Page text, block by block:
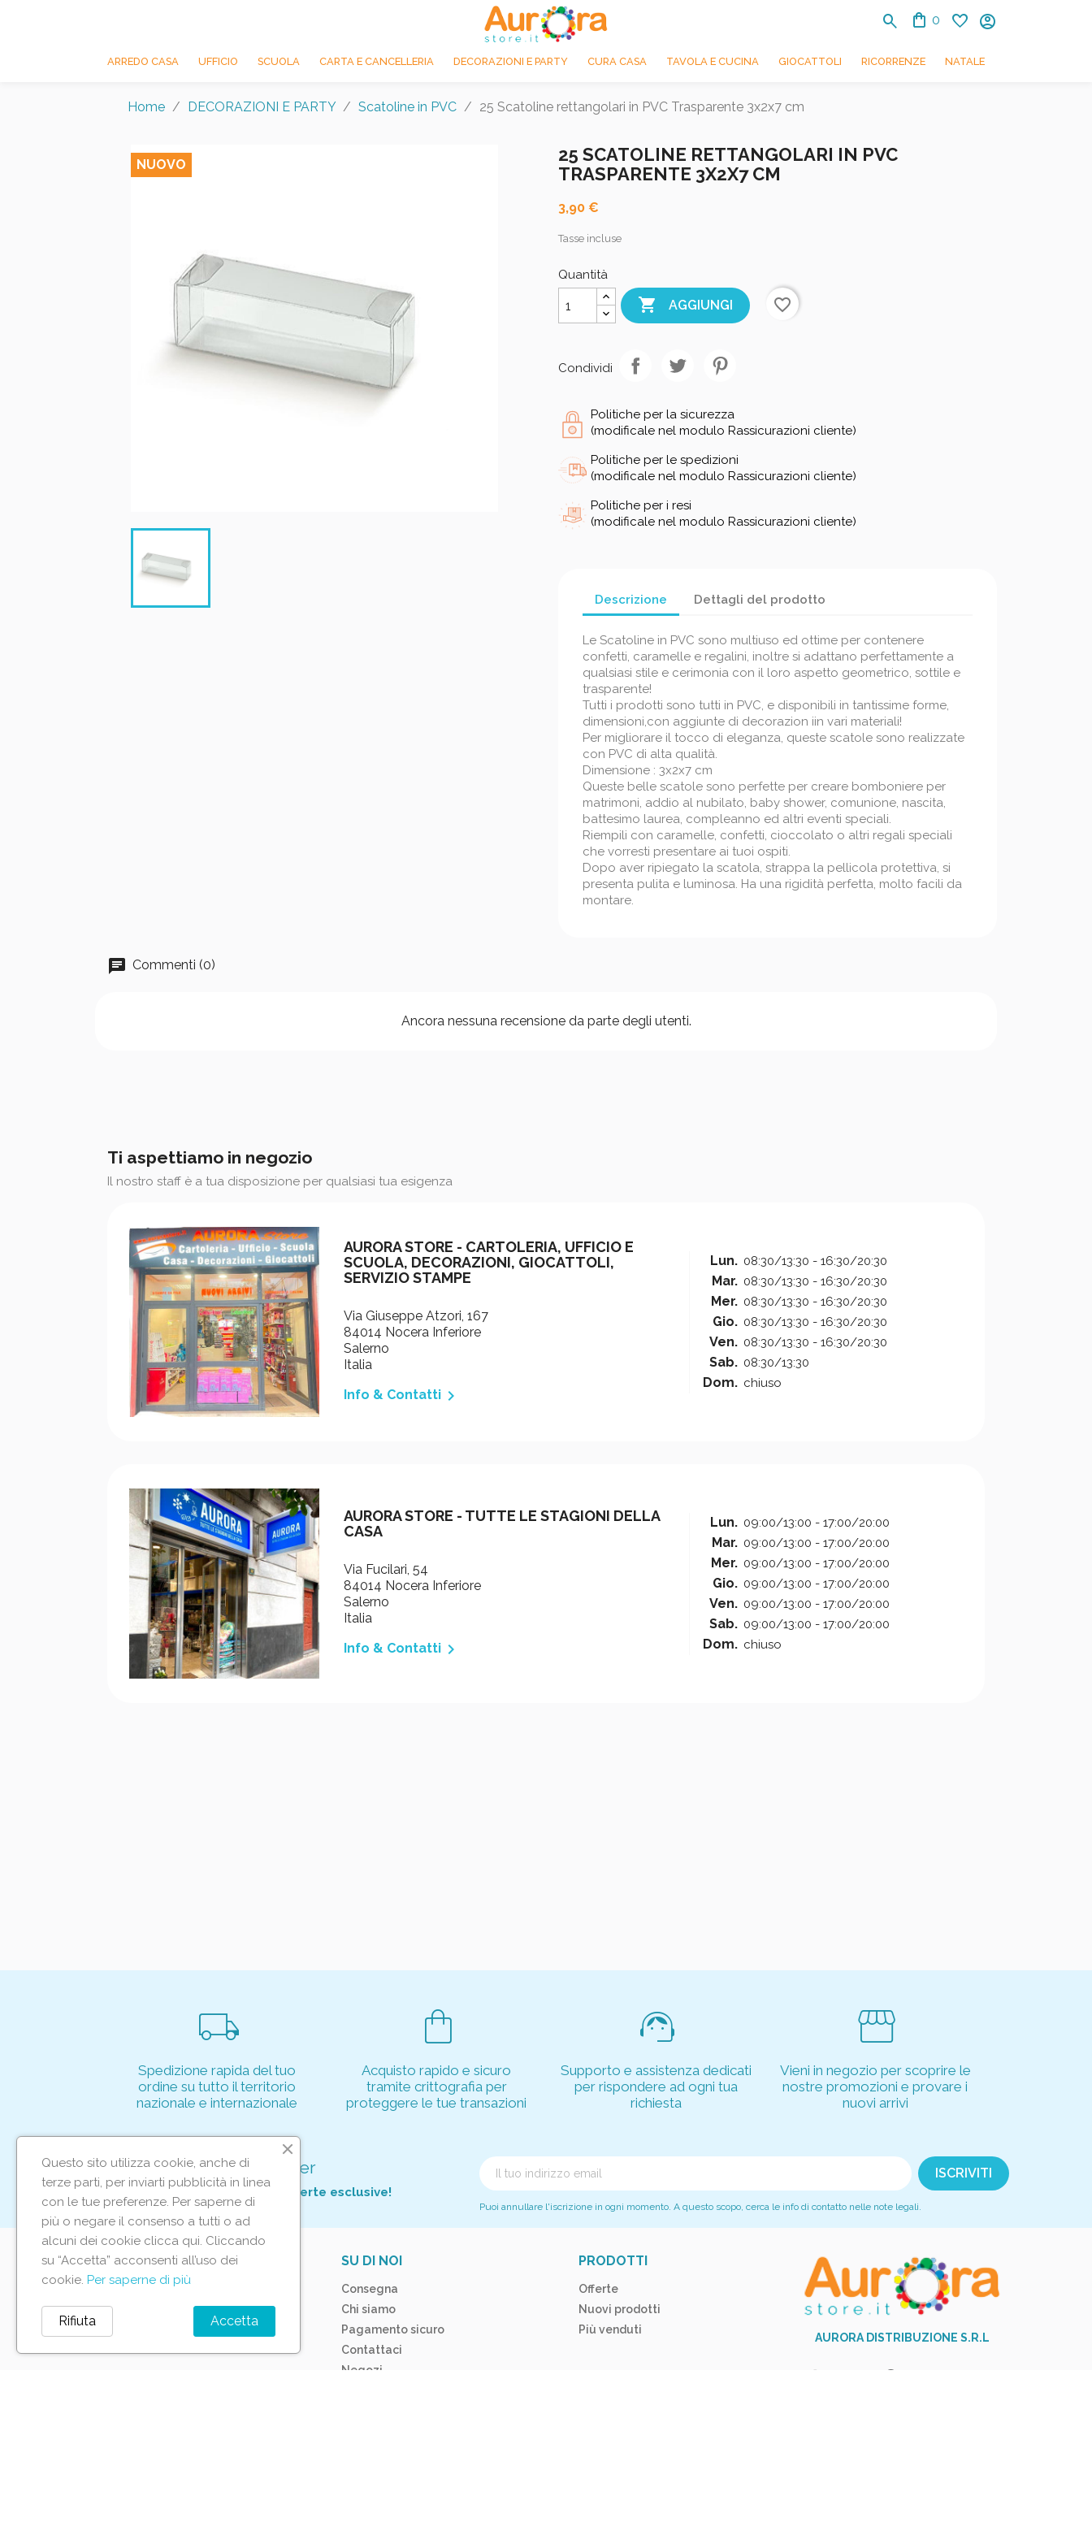
search shopping_bag 0 favorite account_circle
ARREDO CASA UFFICIO SCUOLA CARTA E CANCELLERIA DECORAZIONI E PARTY CURA CASA TAVOLA E CUCINA GIOCATTOLI RICORRENZE NATALE
Home DECORAZIONI E PARTY Scatoline in PVC 25 Scatoline rettangolari in PVC Trasparente 3x2x7 cm
NUOVO
25 SCATOLINE RETTANGOLARI IN PVC
TRASPARENTE 3X2X7 CM
3,90 €
Tasse incluse
Quantità
 AGGIUNGI favorite_border
Condividi
Politiche per la sicurezza
(modificale nel modulo Rassicurazioni cliente)
Politiche per le spedizioni
(modificale nel modulo Rassicurazioni cliente)
Politiche per i resi
(modificale nel modulo Rassicurazioni cliente)
Descrizione Dettagli del prodotto
Le Scatoline in PVC sono multiuso ed ottime per contenere
confetti, caramelle e regalini, inoltre si adattano perfettamente a
qualsiasi stile e cerimonia con il loro aspetto geometrico, sottile e
trasparente!
Tutti i prodotti sono tutti in PVC, e disponibili in tantissime forme,
dimensioni,con aggiunte di decorazion iin vari materiali!
Per migliorare il tocco di eleganza, queste scatole sono realizzate
con PVC di alta qualità.
Dimensione : 3x2x7 cm
Queste belle scatole sono perfette per creare bomboniere per
matrimoni, addio al nubilato, baby shower, comunione, nascita,
battesimo laurea, compleanno ed altri eventi speciali.
Riempili con caramelle, confetti, cioccolato o altri regali speciali
che vorresti presentare ai tuoi ospiti.
Dopo aver ripiegato la scatola, strappa la pellicola protettiva, si
presenta pulita e luminosa. Ha una rigidità perfetta, molto facili da
montare.
Commenti (0)
Ancora nessuna recensione da parte degli utenti.
Ti aspettiamo in negozio
Il nostro staff è a tua disposizione per qualsiasi tua esigenza
AURORA STORE - CARTOLERIA, UFFICIO E
SCUOLA, DECORAZIONI, GIOCATTOLI,
SERVIZIO STAMPE
Via Giuseppe Atzori, 167
84014 Nocera Inferiore
Salerno
Italia
Info & Contatti 
Lun. 08:30/13:30 - 16:30/20:30
Mar. 08:30/13:30 - 16:30/20:30
Mer. 08:30/13:30 - 16:30/20:30
Gio. 08:30/13:30 - 16:30/20:30
Ven. 08:30/13:30 - 16:30/20:30
Sab. 08:30/13:30
Dom. chiuso
AURORA STORE - TUTTE LE STAGIONI DELLA
CASA
Via Fucilari, 54
84014 Nocera Inferiore
Salerno
Italia
Info & Contatti 
Lun. 09:00/13:00 - 17:00/20:00
Mar. 09:00/13:00 - 17:00/20:00
Mer. 09:00/13:00 - 17:00/20:00
Gio. 09:00/13:00 - 17:00/20:00
Ven. 09:00/13:00 - 17:00/20:00
Sab. 09:00/13:00 - 17:00/20:00
Dom. chiuso
local_shipping
Spedizione rapida del tuo
ordine su tutto il territorio
nazionale e internazionale
shopping_bag
Acquisto rapido e sicuro
tramite crittografia per
proteggere le tue transazioni
support_agent
Supporto e assistenza dedicati
per rispondere ad ogni tua
richiesta
storefront
Vieni in negozio per scoprire le
nostre promozioni e provare i
nuovi arrivi
Iscriviti alla nostra newsletter
Per non perderti tutte le nostre offerte esclusive!
Puoi annullare l'iscrizione in ogni momento. A questo scopo, cerca le info di contatto nelle note legali.
IL TUO ACCOUNT
Tracciamento ordine
Accedi
SU DI NOI
Consegna
Chi siamo
Pagamento sicuro
Contattaci
Negozi
PRODOTTI
Offerte
Nuovi prodotti
Più venduti
AURORA DISTRIBUZIONE S.R.L
phone +39 081 517 9251
Questo sito utilizza cookie, anche di
terze parti, per inviarti pubblicità in linea
con le tue preferenze. Per saperne di
più o negare il consenso a tutti o ad
alcuni dei cookie clicca qui. Cliccando
su “Accetta” acconsenti all’uso dei
cookie. Per saperne di più
Accetta
Rifiuta